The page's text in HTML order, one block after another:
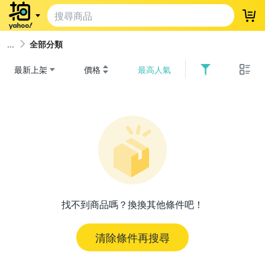
登
全部分類
最新上架 價格 最高人氣
找不到商品嗎？換換其他條件吧！
清除條件再搜尋